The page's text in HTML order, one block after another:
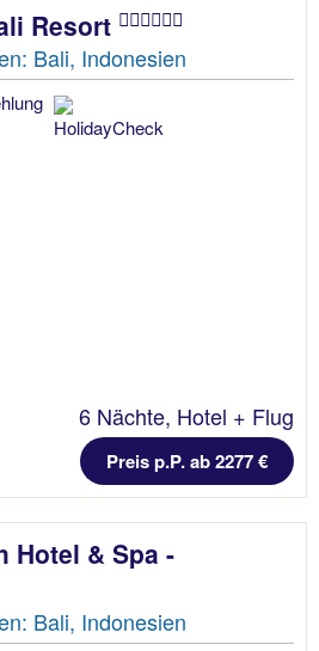
Resort
Bali, Indonesien
6 Nächte, Hotel + Flug
Preis p.P. ab 2277 €
Hotel & Spa -
Bali, Indonesien